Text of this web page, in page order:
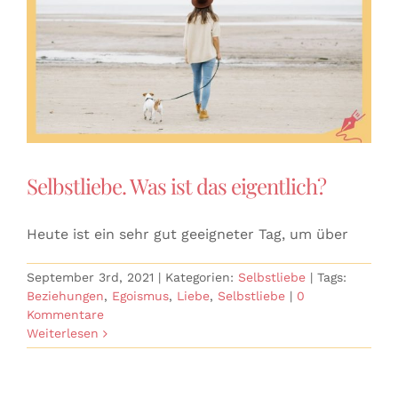
Selbstliebe. Was ist das eigentlich?
Heute ist ein sehr gut geeigneter Tag, um über
September 3rd, 2021 | Kategorien: Selbstliebe | Tags:
Beziehungen, Egoismus, Liebe, Selbstliebe | 0
Kommentare
Weiterlesen